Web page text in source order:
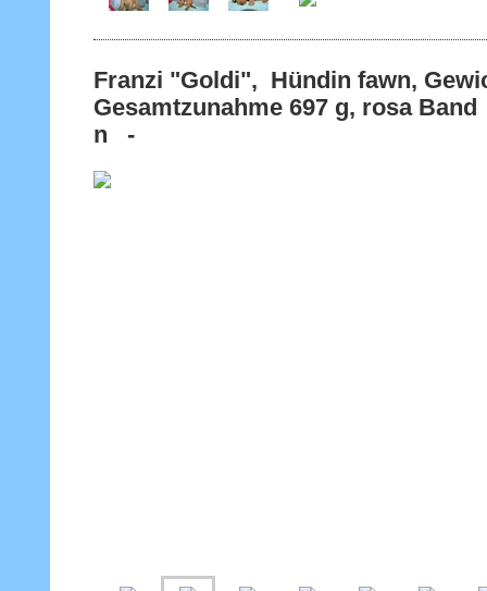
Franzi "Goldi", Hündin fawn,
Gesamtzunahme 697 g, rosa
n -